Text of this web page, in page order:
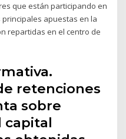
que están participando en
apuestas en la
repartidas en el centro de
retenciones
sobre
capital